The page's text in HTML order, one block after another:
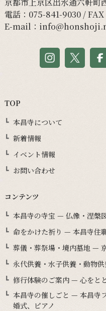
電話： 075-841-9030/ FAX
E-mail：
TOP
本昌寺について
新着情報
イベント情報
お問い合わせ
コンテンツ
本昌寺の寺宝 — 仏像・涅槃
命をかけた祈り — 本昌寺住
葬儀・葬祭場・境内墓地 —
永代供養・水子供養・動物
修行体験のご案内 — 心をと
本昌寺の催しごと — 本昌寺
婚式、ピアノ